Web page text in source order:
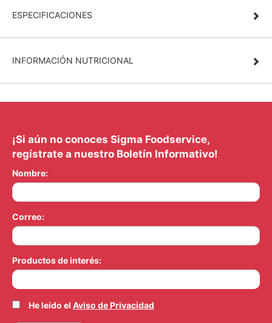
ESPECIFICACIONES
INFORMACIÓN NUTRICIONAL
¡Si aún no conoces Sigma Foodservice,
regístrate a nuestro Boletín Informativo!
Nombre:
Correo:
Productos de interés:
He leído el Aviso de Privacidad